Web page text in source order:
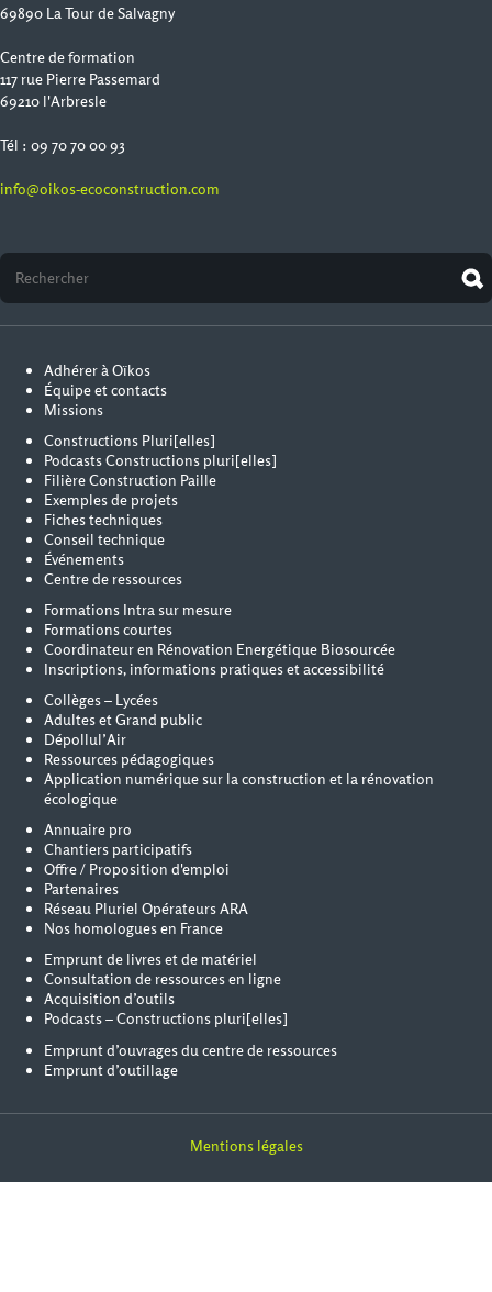
69890 La Tour de Salvagny
Centre de formation
117 rue Pierre Passemard
69210 l'Arbresle
Tél : 09 70 70 00 93
info@oikos-ecoconstruction.com
Adhérer à Oïkos
Équipe et contacts
Missions
Constructions Pluri[elles]
Podcasts Constructions pluri[elles]
Filière Construction Paille
Exemples de projets
Fiches techniques
Conseil technique
Événements
Centre de ressources
Formations Intra sur mesure
Formations courtes
Coordinateur en Rénovation Energétique Biosourcée
Inscriptions, informations pratiques et accessibilité
Collèges – Lycées
Adultes et Grand public
Dépollul’Air
Ressources pédagogiques
Application numérique sur la construction et la rénovation
écologique
Annuaire pro
Chantiers participatifs
Offre / Proposition d'emploi
Partenaires
Réseau Pluriel Opérateurs ARA
Nos homologues en France
Emprunt de livres et de matériel
Consultation de ressources en ligne
Acquisition d’outils
Podcasts – Constructions pluri[elles]
Emprunt d’ouvrages du centre de ressources
Emprunt d’outillage
Mentions légales